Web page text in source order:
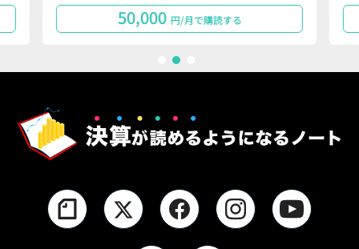
50,000 円/月で購読する